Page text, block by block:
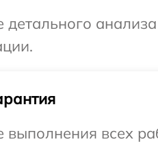
детального
выполнения всех